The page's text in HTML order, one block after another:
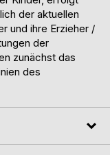
der aktuellen
und ihre Erzieher /
der
zunächst das
des